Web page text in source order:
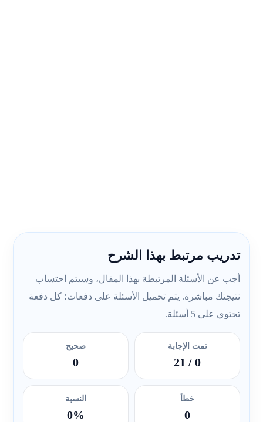
تدريب مرتبط بهذا الشرح
أجب عن الأسئلة المرتبطة بهذا المقال، وسيتم احتساب
نتيجتك مباشرة. يتم تحميل الأسئلة على دفعات؛ كل دفعة
تحتوي على 5 أسئلة.
تمت الإجابة
0
/ 21
صحيح
0
خطأ
0
النسبة
0%